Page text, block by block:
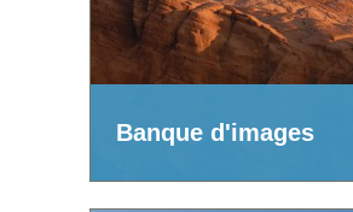
Banque d'images